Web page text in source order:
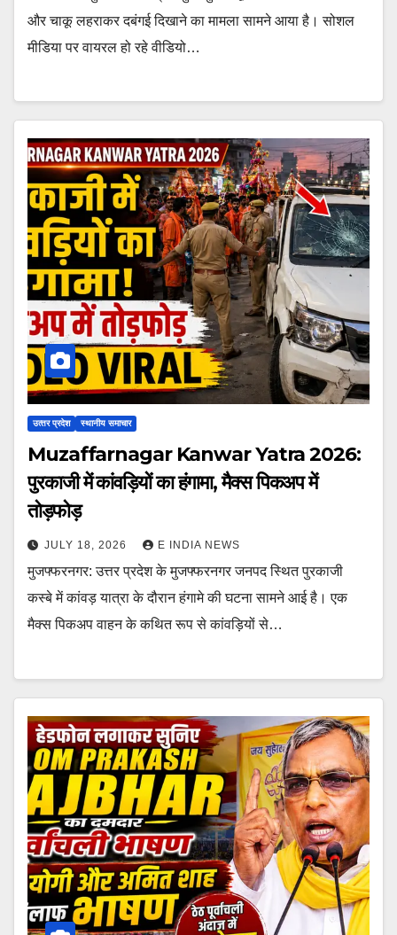
और चाकू लहराकर दबंगई दिखाने का मामला सामने आया है। सोशल
मीडिया पर वायरल हो रहे वीडियो…
उत्‍तर प्रदेश स्थानीय समाचार
Muzaffarnagar Kanwar Yatra 2026:
पुरकाजी में कांवड़ियों का हंगामा, मैक्स पिकअप में
तोड़फोड़
JULY 18, 2026 E INDIA NEWS
मुजफ्फरनगर: उत्तर प्रदेश के मुजफ्फरनगर जनपद स्थित पुरकाजी
कस्बे में कांवड़ यात्रा के दौरान हंगामे की घटना सामने आई है। एक
मैक्स पिकअप वाहन के कथित रूप से कांवड़ियों से…